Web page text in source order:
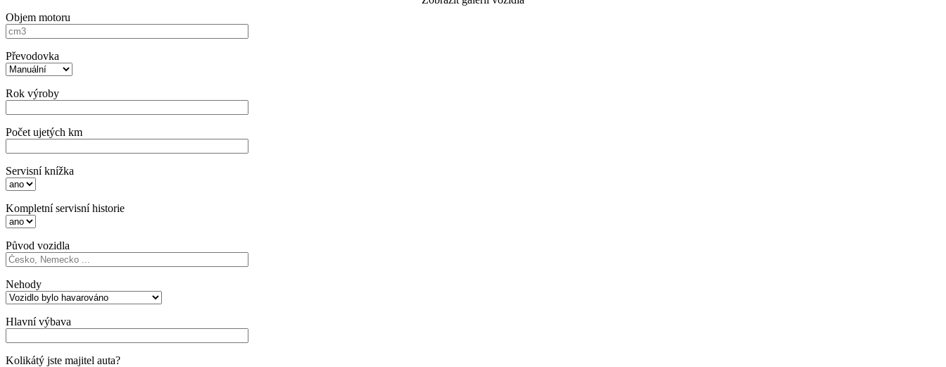
Objem motoru
Převodovka
Rok výroby
Počet ujetých km
Servisní knížka
Kompletní servisní historie
Původ vozidla
Nehody
Hlavní výbava
Kolikátý jste majitel auta?